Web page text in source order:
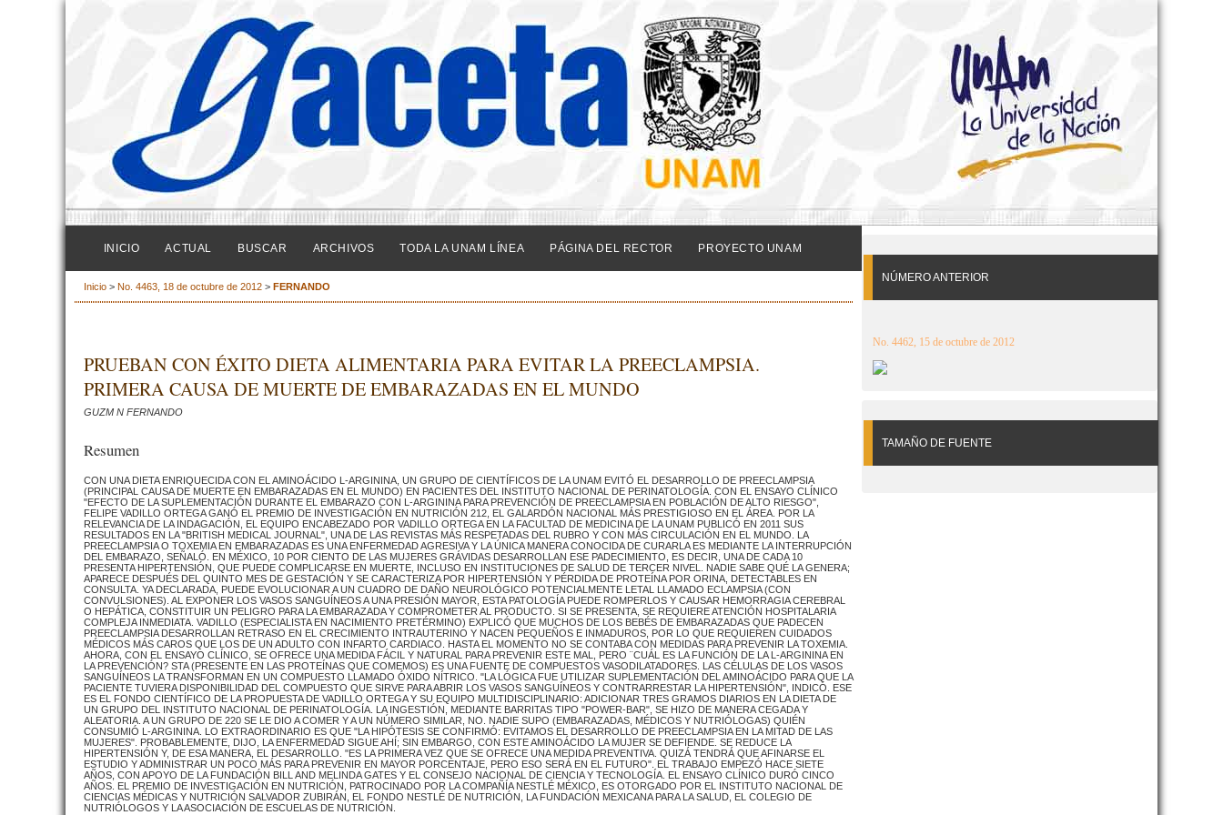
NÚMERO ANTERIOR
No. 4462, 15 de octubre de 2012
TAMAÑO DE FUENTE
INICIO ACTUAL BUSCAR ARCHIVOS TODA LA UNAM LÍNEA PÁGINA DEL RECTOR PROYECTO UNAM
Inicio > No. 4463, 18 de octubre de 2012 > FERNANDO
PRUEBAN CON ÉXITO DIETA ALIMENTARIA PARA EVITAR LA PREECLAMPSIA.
PRIMERA CAUSA DE MUERTE DE EMBARAZADAS EN EL MUNDO
GUZM N FERNANDO
Resumen
CON UNA DIETA ENRIQUECIDA CON EL AMINOÁCIDO L-ARGININA, UN GRUPO DE CIENTÍFICOS DE LA UNAM EVITÓ EL DESARROLLO DE PREECLAMPSIA
(PRINCIPAL CAUSA DE MUERTE EN EMBARAZADAS EN EL MUNDO) EN PACIENTES DEL INSTITUTO NACIONAL DE PERINATOLOGÍA. CON EL ENSAYO CLÍNICO
"EFECTO DE LA SUPLEMENTACIÓN DURANTE EL EMBARAZO CON L-ARGININA PARA PREVENCIÓN DE PREECLAMPSIA EN POBLACIÓN DE ALTO RIESGO",
FELIPE VADILLO ORTEGA GANÓ EL PREMIO DE INVESTIGACIÓN EN NUTRICIÓN 212, EL GALARDÓN NACIONAL MÁS PRESTIGIOSO EN EL ÁREA. POR LA
RELEVANCIA DE LA INDAGACIÓN, EL EQUIPO ENCABEZADO POR VADILLO ORTEGA EN LA FACULTAD DE MEDICINA DE LA UNAM PUBLICÓ EN 2011 SUS
RESULTADOS EN LA "BRITISH MEDICAL JOURNAL", UNA DE LAS REVISTAS MÁS RESPETADAS DEL RUBRO Y CON MÁS CIRCULACIÓN EN EL MUNDO. LA
PREECLAMPSIA O TOXEMIA EN EMBARAZADAS ES UNA ENFERMEDAD AGRESIVA Y LA ÚNICA MANERA CONOCIDA DE CURARLA ES MEDIANTE LA INTERRUPCIÓN
DEL EMBARAZO, SEÑALÓ. EN MÉXICO, 10 POR CIENTO DE LAS MUJERES GRÁVIDAS DESARROLLAN ESE PADECIMIENTO, ES DECIR, UNA DE CADA 10
PRESENTA HIPERTENSIÓN, QUE PUEDE COMPLICARSE EN MUERTE, INCLUSO EN INSTITUCIONES DE SALUD DE TERCER NIVEL. NADIE SABE QUÉ LA GENERA;
APARECE DESPUÉS DEL QUINTO MES DE GESTACIÓN Y SE CARACTERIZA POR HIPERTENSIÓN Y PÉRDIDA DE PROTEÍNA POR ORINA, DETECTABLES EN
CONSULTA. YA DECLARADA, PUEDE EVOLUCIONAR A UN CUADRO DE DAÑO NEUROLÓGICO POTENCIALMENTE LETAL LLAMADO ECLAMPSIA (CON
CONVULSIONES). AL EXPONER LOS VASOS SANGUÍNEOS A UNA PRESIÓN MAYOR, ESTA PATOLOGÍA PUEDE ROMPERLOS Y CAUSAR HEMORRAGIA CEREBRAL
O HEPÁTICA, CONSTITUIR UN PELIGRO PARA LA EMBARAZADA Y COMPROMETER AL PRODUCTO. SI SE PRESENTA, SE REQUIERE ATENCIÓN HOSPITALARIA
COMPLEJA INMEDIATA. VADILLO (ESPECIALISTA EN NACIMIENTO PRETÉRMINO) EXPLICÓ QUE MUCHOS DE LOS BEBÉS DE EMBARAZADAS QUE PADECEN
PREECLAMPSIA DESARROLLAN RETRASO EN EL CRECIMIENTO INTRAUTERINO Y NACEN PEQUEÑOS E INMADUROS, POR LO QUE REQUIEREN CUIDADOS
MÉDICOS MÁS CAROS QUE LOS DE UN ADULTO CON INFARTO CARDIACO. HASTA EL MOMENTO NO SE CONTABA CON MEDIDAS PARA PREVENIR LA TOXEMIA.
AHORA, CON EL ENSAYO CLÍNICO, SE OFRECE UNA MEDIDA FÁCIL Y NATURAL PARA PREVENIR ESTE MAL, PERO ¨CUÁL ES LA FUNCIÓN DE LA L-ARGININA EN
LA PREVENCIÓN? STA (PRESENTE EN LAS PROTEÍNAS QUE COMEMOS) ES UNA FUENTE DE COMPUESTOS VASODILATADORES. LAS CÉLULAS DE LOS VASOS
SANGUÍNEOS LA TRANSFORMAN EN UN COMPUESTO LLAMADO ÓXIDO NÍTRICO. "LA LÓGICA FUE UTILIZAR SUPLEMENTACIÓN DEL AMINOÁCIDO PARA QUE LA
PACIENTE TUVIERA DISPONIBILIDAD DEL COMPUESTO QUE SIRVE PARA ABRIR LOS VASOS SANGUÍNEOS Y CONTRARRESTAR LA HIPERTENSIÓN", INDICÓ. ESE
ES EL FONDO CIENTÍFICO DE LA PROPUESTA DE VADILLO ORTEGA Y SU EQUIPO MULTIDISCIPLINARIO: ADICIONAR TRES GRAMOS DIARIOS EN LA DIETA DE
UN GRUPO DEL INSTITUTO NACIONAL DE PERINATOLOGÍA. LA INGESTIÓN, MEDIANTE BARRITAS TIPO "POWER-BAR", SE HIZO DE MANERA CEGADA Y
ALEATORIA. A UN GRUPO DE 220 SE LE DIO A COMER Y A UN NÚMERO SIMILAR, NO. NADIE SUPO (EMBARAZADAS, MÉDICOS Y NUTRIÓLOGAS) QUIÉN
CONSUMIÓ L-ARGININA. LO EXTRAORDINARIO ES QUE "LA HIPÓTESIS SE CONFIRMÓ: EVITAMOS EL DESARROLLO DE PREECLAMPSIA EN LA MITAD DE LAS
MUJERES". PROBABLEMENTE, DIJO, LA ENFERMEDAD SIGUE AHÍ; SIN EMBARGO, CON ESTE AMINOÁCIDO LA MUJER SE DEFIENDE. SE REDUCE LA
HIPERTENSIÓN Y, DE ESA MANERA, EL DESARROLLO. "ES LA PRIMERA VEZ QUE SE OFRECE UNA MEDIDA PREVENTIVA. QUIZÁ TENDRÁ QUE AFINARSE EL
ESTUDIO Y ADMINISTRAR UN POCO MÁS PARA PREVENIR EN MAYOR PORCENTAJE, PERO ESO SERÁ EN EL FUTURO". EL TRABAJO EMPEZÓ HACE SIETE
AÑOS, CON APOYO DE LA FUNDACIÓN BILL AND MELINDA GATES Y EL CONSEJO NACIONAL DE CIENCIA Y TECNOLOGÍA. EL ENSAYO CLÍNICO DURÓ CINCO
AÑOS. EL PREMIO DE INVESTIGACIÓN EN NUTRICIÓN, PATROCINADO POR LA COMPAÑÍA NESTLÉ MÉXICO, ES OTORGADO POR EL INSTITUTO NACIONAL DE
CIENCIAS MÉDICAS Y NUTRICIÓN SALVADOR ZUBIRÁN, EL FONDO NESTLÉ DE NUTRICIÓN, LA FUNDACIÓN MEXICANA PARA LA SALUD, EL COLEGIO DE
NUTRIÓLOGOS Y LA ASOCIACIÓN DE ESCUELAS DE NUTRICIÓN.